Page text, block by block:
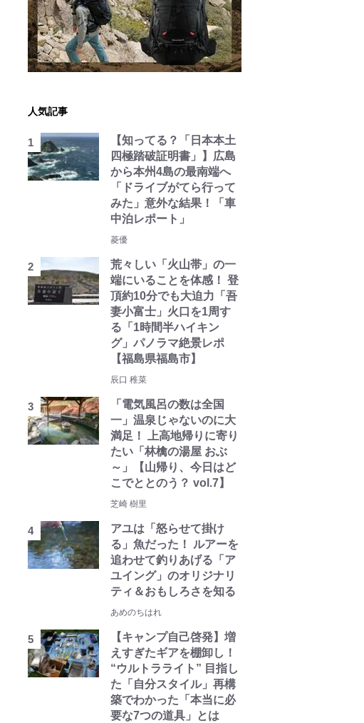
人気記事
【知ってる？「日本本土
四極踏破証明書」】広島
から本州4島の最南端へ
「ドライブがてら行って
みた」意外な結果！「車
中泊レポート」
菱優
荒々しい「火山帯」の一
端にいることを体感！ 登
頂約10分でも大迫力「吾
妻小富士」火口を1周す
る「1時間半ハイキン
グ」パノラマ絶景レポ
【福島県福島市】
辰口 稚菜
「電気風呂の数は全国
一」温泉じゃないのに大
満足！ 上高地帰りに寄り
たい「林檎の湯屋 おぶ
～」【山帰り、今日はど
こでととのう？ vol.7】
芝崎 樹里
アユは「怒らせて掛け
る」魚だった！ ルアーを
追わせて釣りあげる「ア
ユイング」のオリジナリ
ティ＆おもしろさを知る
あめのちはれ
【キャンプ自己啓発】増
えすぎたギアを棚卸し！
“ウルトラライト” 目指し
た「自分スタイル」再構
築でわかった「本当に必
要な7つの道具」とは